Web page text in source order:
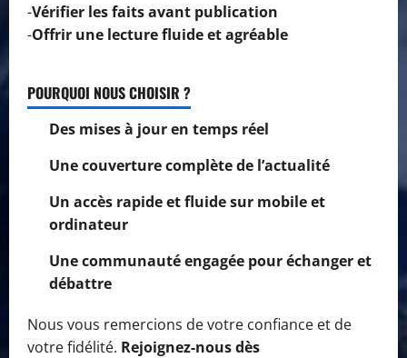
-Vérifier les faits avant publication
-Offrir une lecture fluide et agréable
POURQUOI NOUS CHOISIR ?
Des mises à jour en temps réel
Une couverture complète de l’actualité
Un accès rapide et fluide sur mobile et
ordinateur
Une communauté engagée pour échanger et
débattre
Nous vous remercions de votre confiance et de
votre fidélité. Rejoignez-nous dès